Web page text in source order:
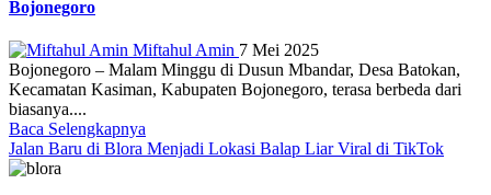
Bojonegoro
Miftahul Amin 7 Mei 2025
Bojonegoro – Malam Minggu di Dusun Mbandar, Desa Batokan,
Kecamatan Kasiman, Kabupaten Bojonegoro, terasa berbeda dari
biasanya....
Baca Selengkapnya
Jalan Baru di Blora Menjadi Lokasi Balap Liar Viral di TikTok